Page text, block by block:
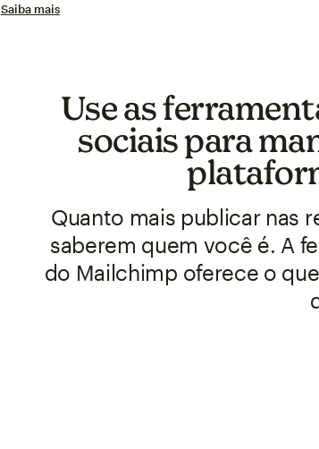
Saiba mais
Use as
sociais para
Quanto mais publicar nas
saberem quem você é. A
do Mailchimp oferece o